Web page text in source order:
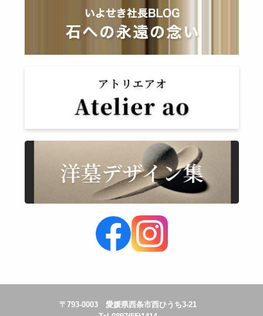
〒793-0003 愛媛県西条市西ひうち3-21